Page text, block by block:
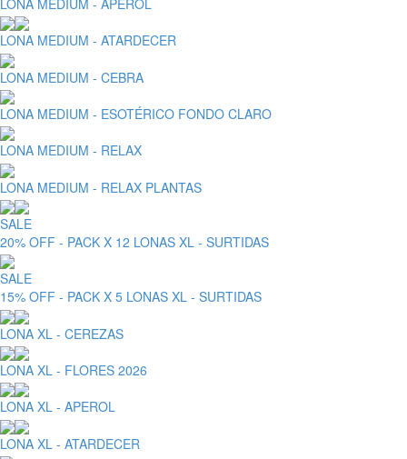
LONA MEDIUM - ATARDECER
LONA MEDIUM - CEBRA
LONA MEDIUM - ESOTÉRICO FONDO CLARO
LONA MEDIUM - RELAX
LONA MEDIUM - RELAX PLANTAS
SALE
20% OFF - PACK X 12 LONAS XL - SURTIDAS
SALE
15% OFF - PACK X 5 LONAS XL - SURTIDAS
LONA XL - CEREZAS
LONA XL - FLORES 2026
LONA XL - APEROL
LONA XL - ATARDECER